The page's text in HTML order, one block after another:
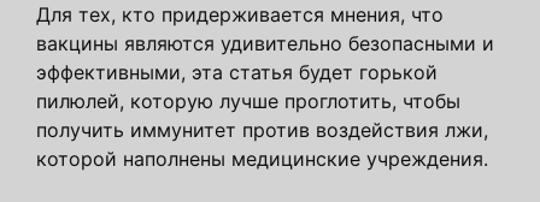
Для тех, кто придерживается мнения, что
вакцины являются удивительно безопасными и
эффективными, эта статья будет горькой
пилюлей, которую лучше проглотить, чтобы
получить иммунитет против воздействия лжи,
которой наполнены медицинские учреждения.